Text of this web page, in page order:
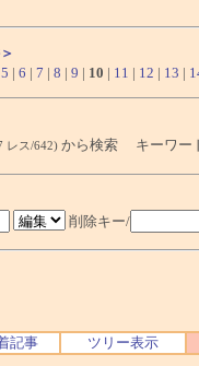
5 | 6 | 7 | 8 | 9 | 10 | 11 | 12 | 13 |
レス/642) から検索 キーワー
削除キー/
記事 ツリー表示